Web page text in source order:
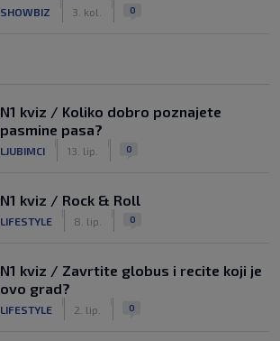
SHOWBIZ 3. kol. 0
N1 kviz / Koliko dobro poznajete
pasmine pasa?
LJUBIMCI 13. lip. 0
N1 kviz / Rock & Roll
LIFESTYLE 8. lip. 0
N1 kviz / Zavrtite globus i recite koji je
ovo grad?
LIFESTYLE 2. lip. 0